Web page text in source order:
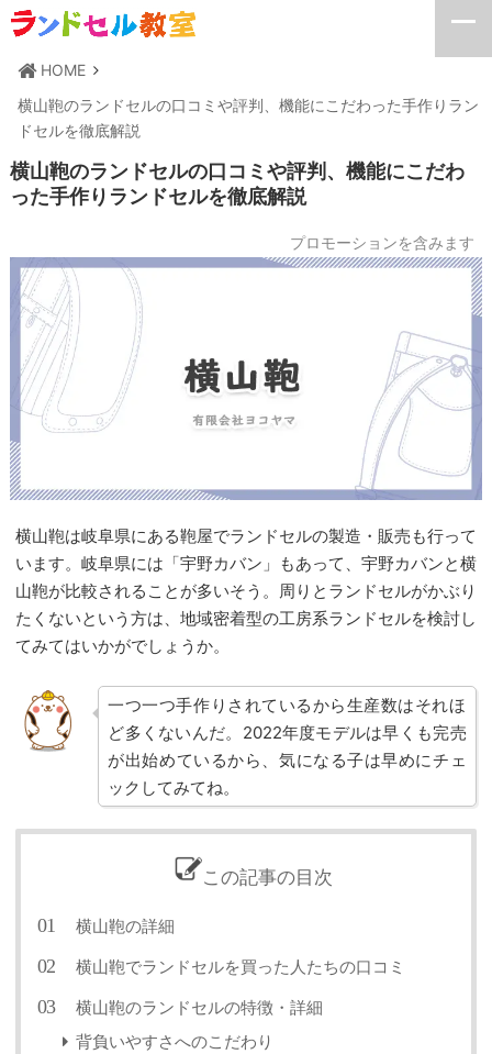
HOME
横山鞄のランドセルの口コミや評判、機能にこだわった手作りラン
ドセルを徹底解説
横山鞄のランドセルの口コミや評判、機能にこだわ
った手作りランドセルを徹底解説
プロモーションを含みます
横山鞄は岐阜県にある鞄屋でランドセルの製造・販売も行って
います。岐阜県には「宇野カバン」もあって、宇野カバンと横
山鞄が比較されることが多いそう。周りとランドセルがかぶり
たくないという方は、地域密着型の工房系ランドセルを検討し
てみてはいかがでしょうか。
一つ一つ手作りされているから生産数はそれほ
ど多くないんだ。2022年度モデルは早くも完売
が出始めているから、気になる子は早めにチェ
ックしてみてね。
この記事の目次
横山鞄の詳細
横山鞄でランドセルを買った人たちの口コミ
横山鞄のランドセルの特徴・詳細
背負いやすさへのこだわり